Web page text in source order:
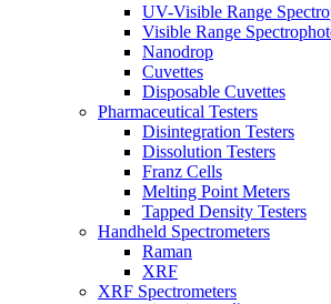
UV-Visible Range
Visible Range
Nanodrop
Cuvettes
Disposable Cuvettes
Pharmaceutical Testers
Disintegration Testers
Dissolution Testers
Franz Cells
Melting Point Meters
Tapped Density Testers
Handheld Spectrometers
Raman
XRF
XRF Spectrometers